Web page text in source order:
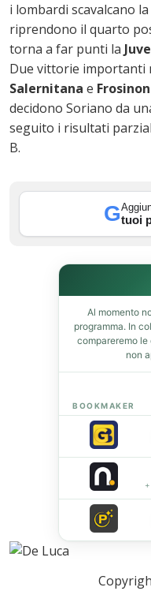
i lombardi scavalcano
riprendono il quarto
torna a far punti la
Due vittorie importanti
Salernitana e
decidono Soriano da
seguito i risultati
B.
Gtuoi
Al momento
programma. In
compareremo
non
BOOKMAKER